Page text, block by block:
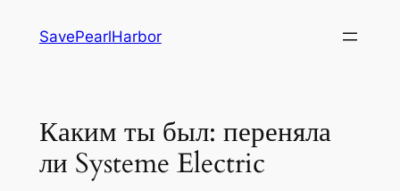
SavePearlHarbor
Каким ты был: переняла
ли Systeme Electric